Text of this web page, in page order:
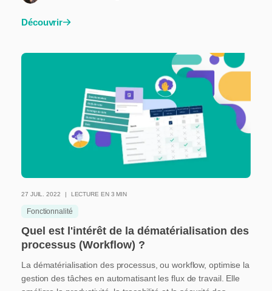
Découvrir
27 JUIL. 2022 LECTURE EN 3 MIN
Fonctionnalité
Quel est l'intérêt de la dématérialisation des
processus (Workflow) ?
La dématérialisation des processus, ou workflow, optimise la
gestion des tâches en automatisant les flux de travail. Elle